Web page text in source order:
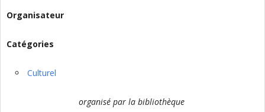
Organisateur
Catégories
Culturel
organisé par la bibliothèque